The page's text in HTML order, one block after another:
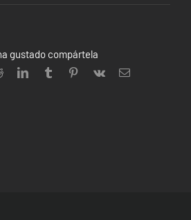
gustado compártela
RedditLinkedInTumblr Pinterest
Vk
Correo